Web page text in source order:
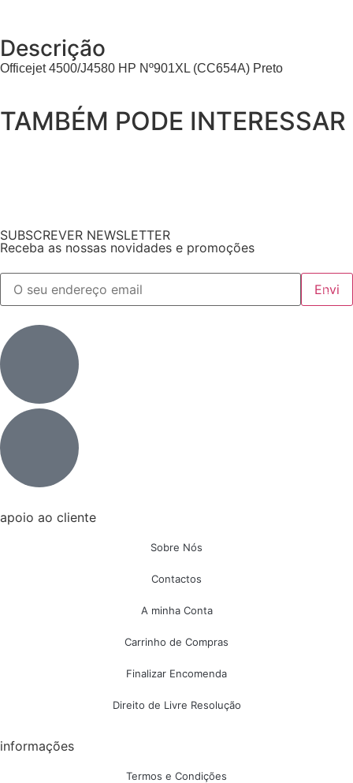
Descrição
Officejet 4500/J4580 HP Nº901XL (CC654A) Preto
TAMBÉM PODE INTERESSAR
SUBSCREVER NEWSLETTER
Receba as nossas novidades e promoções
apoio ao cliente
Sobre Nós
Contactos
A minha Conta
Carrinho de Compras
Finalizar Encomenda
Direito de Livre Resolução
informações
Termos e Condições